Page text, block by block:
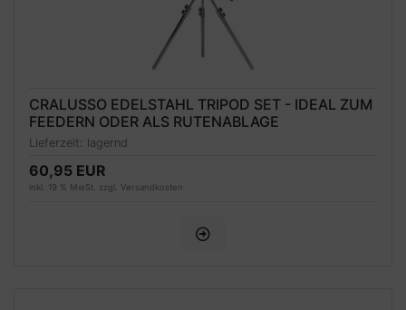
CRALUSSO EDELSTAHL TRIPOD SET - IDEAL ZUM
FEEDERN ODER ALS RUTENABLAGE
Lieferzeit: lagernd
60,95 EUR
inkl. 19 % MwSt. zzgl. Versandkosten